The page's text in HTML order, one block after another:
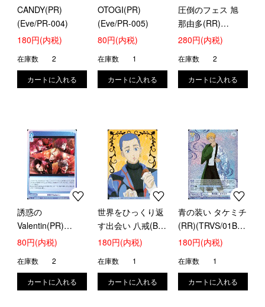
CANDY(PR)
(Eve/PR-004)
180円(内税)
在庫数 2
OTOGI(PR)
(Eve/PR-005)
80円(内税)
在庫数 1
圧倒のフェス 旭
那由多(RR)
(fARG/01B-019)
280円(内税)
在庫数 2
誘惑の
Valentin(PR)
(fARG/PR-011)
80円(内税)
在庫数 2
世界をひっくり返
す出会い 八戒(BR)
(TRVS/01B-008B)
180円(内税)
在庫数 1
青の装い タケミチ
(RR)(TRVS/01B-
003)
180円(内税)
在庫数 1